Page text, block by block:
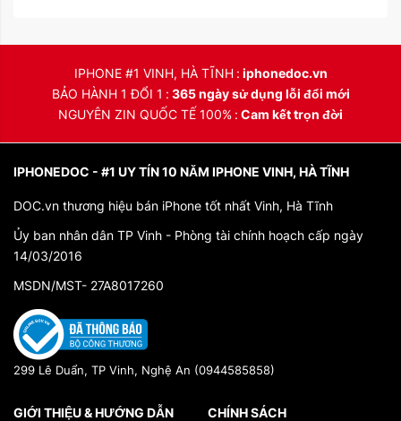
IPHONE #1 VINH, HÀ TĨNH
iphonedoc.vn
BẢO HÀNH 1 ĐỔI 1
365 ngày sử dụng lỗi đổi mới
NGUYÊN ZIN QUỐC TẾ 100% Cam kết trọn đời
IPHONEDOC - #1 UY TÍN 10 NĂM IPHONE VINH, HÀ TĨNH
DOC.vn thương hiệu bán iPhone tốt nhất Vinh, Hà Tĩnh
Ủy ban nhân dân TP Vinh - Phòng tài chính hoạch cấp ngày
14/03/2016
MSDN/MST- 27A8017260
299 Lê Duẩn, TP Vinh, Nghệ An (0944585858)
GIỚI THIỆU & HƯỚNG DẪN CHÍNH SÁCH